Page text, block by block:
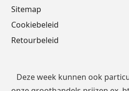
Sitemap
Cookiebeleid
Retourbeleid
Deze week kunnen ook